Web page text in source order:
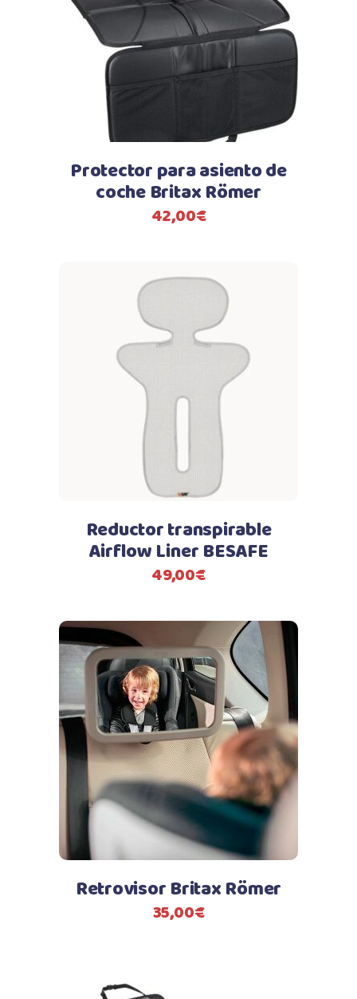
Protector para asiento de
coche Britax Römer
42,00€
Reductor transpirable
Airflow Liner BESAFE
49,00€
Retrovisor Britax Römer
35,00€